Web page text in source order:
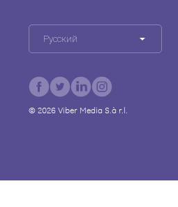
Русский
© 2026Viber Media S.à r.l.